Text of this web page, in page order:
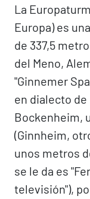
La
Europa) es
de 337,5
del Meno,
"Ginnemer
en dialecto
Bockenheim,
(Ginnheim,
unos metros
se le da es
televisión"),